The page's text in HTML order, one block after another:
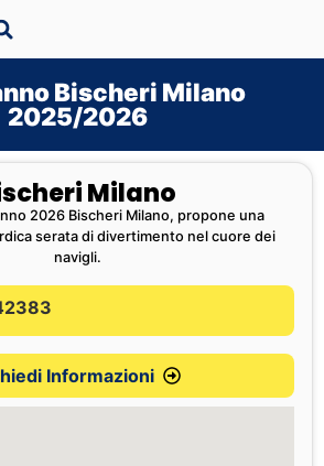
Bischeri Milano
2025/2026
Milano
2026 Bischeri Milano, propone una
serata di divertimento nel cuore dei
navigli.
Informazioni